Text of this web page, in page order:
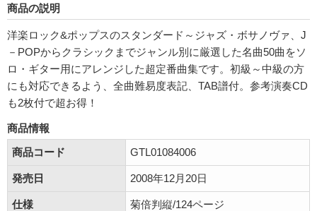
商品の説明
洋楽ロック&ポップスのスタンダード～ジャズ・ボサノヴァ、J
－POPからクラシックまでジャンル別に厳選した名曲50曲をソ
ロ・ギター用にアレンジした超定番曲集です。初級～中級の方
にも対応できるよう、全曲難易度表記、TAB譜付。参考演奏CD
も2枚付で超お得！
商品情報
商品コード
GTL01084006
発売日 2008年12月20日
仕様 菊倍判縦/124ページ